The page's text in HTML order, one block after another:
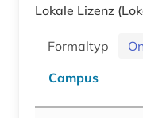
Lokale Lizenz
Formaltyp
Campus